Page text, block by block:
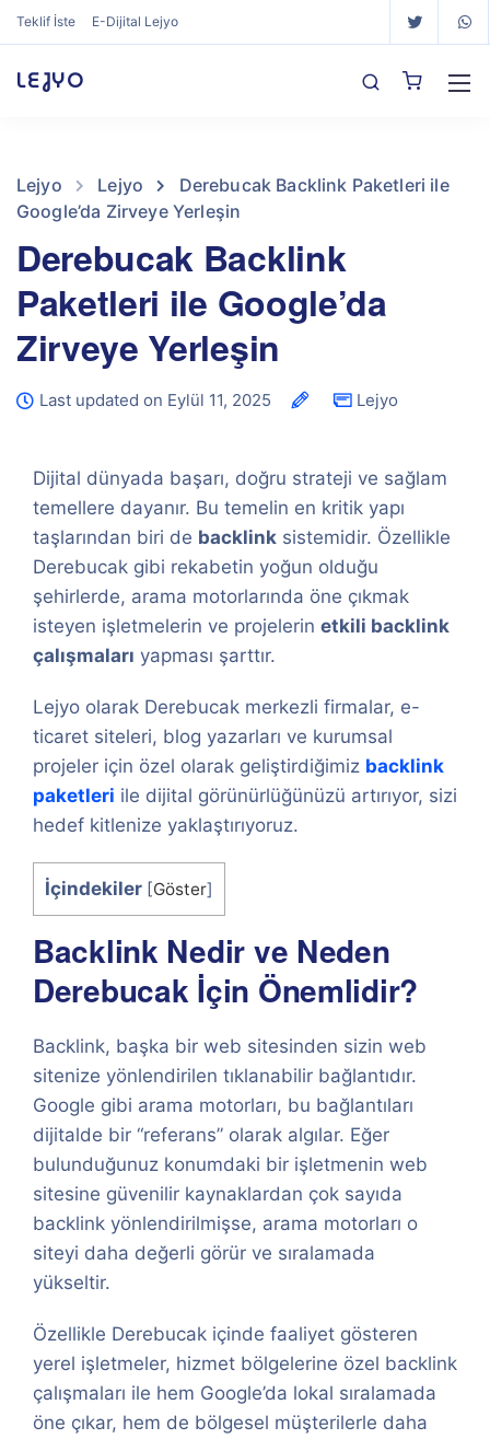
Teklif İste E-Dijital Lejyo
LEJYO
Lejyo Lejyo
Derebucak Backlink Paketleri ile
Google’da Zirveye Yerleşin
Derebucak Backlink
Paketleri ile Google’da
Zirveye Yerleşin
Last updated on Eylül 11, 2025 Lejyo
Dijital dünyada başarı, doğru strateji ve sağlam
temellere dayanır. Bu temelin en kritik yapı
taşlarından biri de backlink sistemidir. Özellikle
Derebucak gibi rekabetin yoğun olduğu
şehirlerde, arama motorlarında öne çıkmak
isteyen işletmelerin ve projelerin etkili backlink
çalışmaları yapması şarttır.
Lejyo olarak Derebucak merkezli firmalar, e-
ticaret siteleri, blog yazarları ve kurumsal
projeler için özel olarak geliştirdiğimiz backlink
paketleri ile dijital görünürlüğünüzü artırıyor, sizi
hedef kitlenize yaklaştırıyoruz.
İçindekiler [Göster]
Backlink Nedir ve Neden
Derebucak İçin Önemlidir?
Backlink, başka bir web sitesinden sizin web
sitenize yönlendirilen tıklanabilir bağlantıdır.
Google gibi arama motorları, bu bağlantıları
dijitalde bir “referans” olarak algılar. Eğer
bulunduğunuz konumdaki bir işletmenin web
sitesine güvenilir kaynaklardan çok sayıda
backlink yönlendirilmişse, arama motorları o
siteyi daha değerli görür ve sıralamada
yükseltir.
Özellikle Derebucak içinde faaliyet gösteren
yerel işletmeler, hizmet bölgelerine özel backlink
çalışmaları ile hem Google’da lokal sıralamada
öne çıkar, hem de bölgesel müşterilerle daha